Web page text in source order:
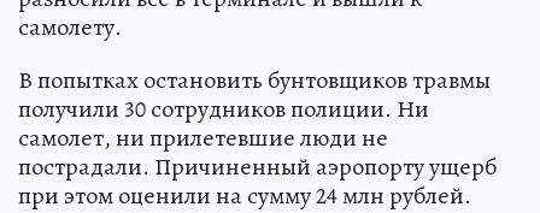
самолету.
В попытках остановить бунтовщиков травмы
получили 30 сотрудников полиции. Ни
самолет, ни прилетевшие люди не
пострадали. Причиненный аэропорту ущерб
при этом оценили на сумму 24 млн рублей.